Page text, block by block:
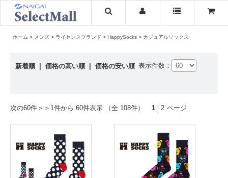
ホーム メンズ ライセンスブランド HappySocks カジュアルソックス
新着順 価格の高い順 価格の安い順 表示件数：
次の60件＞＞ 1件から 60件表示 （全 108件） 1 2 ページ